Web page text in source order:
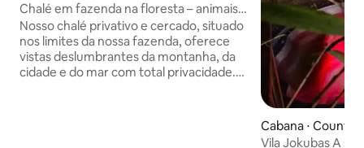
Chalé em fazenda na floresta – animais e
natureza
Nosso chalé privativo e cercado, situado
nos limites da nossa fazenda, oferece
vistas deslumbrantes da montanha, da
cidade e do mar com total privacidade.
Cabana ⋅ County
Vila Jokubas A